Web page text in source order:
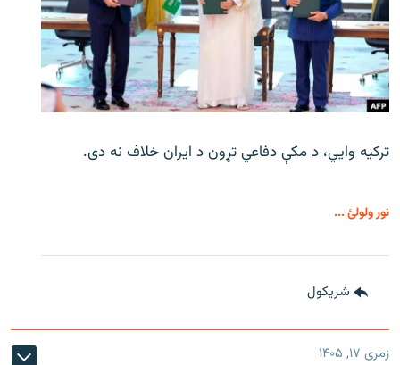
ترکیه وايي، د مکې دفاعي تړون د ایران خلاف نه دی.
نور ولولئ ...
شريکول
زمری ۱۷, ۱۴۰۵